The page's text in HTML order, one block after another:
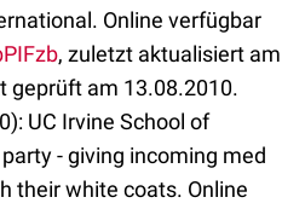
Online verfügbar
, zuletzt aktualisiert am
geprüft am 13.08.2010.
UC Irvine School of
- giving incoming med
their white coats. Online